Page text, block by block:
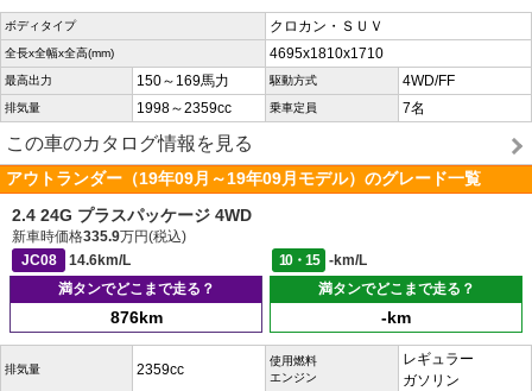
ボディタイプ クロカン・ＳＵＶ
全長x全幅x全高(mm) 4695x1810x1710
最高出力 150～169馬力 駆動方式 4WD/FF
排気量 1998～2359cc 乗車定員 7名
この車のカタログ情報を見る
アウトランダー（19年09月～19年09月モデル）のグレード一覧
2.4 24G プラスパッケージ 4WD
新車時価格335.9万円(税込)
JC08
14.6km/L 10・15
-km/L
満タンでどこまで走る？
876km
満タンでどこまで走る？
-km
排気量 2359cc
使用燃料
エンジン
レギュラー
ガソリン